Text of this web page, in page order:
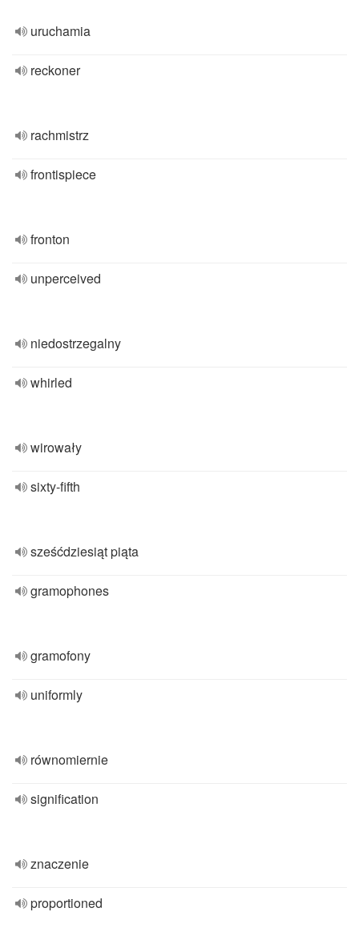
uruchamia
reckoner
rachmistrz
frontispiece
fronton
unperceived
niedostrzegalny
whirled
wirowały
sixty-fifth
sześćdziesiąt piąta
gramophones
gramofony
uniformly
równomiernie
signification
znaczenie
proportioned